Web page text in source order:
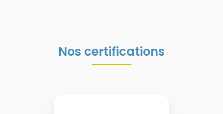
Nos certifications